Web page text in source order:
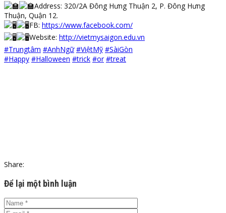
Address: 320/2A Đông Hưng Thuận 2, P. Đông Hưng
Thuận, Quận 12.
FB: https://www.facebook.com/
Website: http://vietmysaigon.edu.vn
#Trungtâm #AnhNgữ #ViệtMỹ #SàiGòn
#Happy #Halloween #trick #or #treat
Share:
Để lại một bình luận